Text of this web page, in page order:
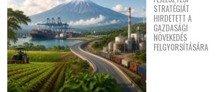
STRATÉGIÁT
HIRDETETT A
GAZDASÁGI
NÖVEKEDÉS
FELGYORSÍTÁSÁRA